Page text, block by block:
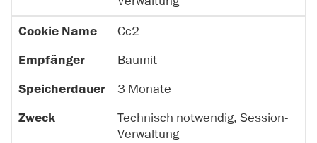
a
m
g
e
d
a
e
k
Cc2
Baumit
3 Monate
Technisch notwendig, Session-
Verwaltung